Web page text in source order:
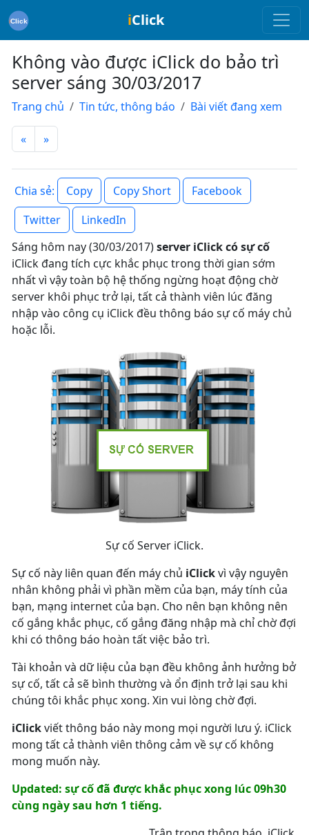
iClick
Không vào được iClick do bảo trì
server sáng 30/03/2017
Trang chủ Tin tức, thông báo Bài viết đang xem
« »
Chia sẻ: Copy Copy Short
Facebook
Twitter
LinkedIn
Sáng hôm nay (30/03/2017)server iClick có sự cố
iClick đang tích cực khắc phục trong thời gian sớm
nhất vì vậy toàn bộ hệ thống ngừng hoạt động chờ
server khôi phục trở lại, tất cả thành viên lúc đăng
nhập vào công cụ iClick đều thông báo sự cố máy chủ
hoặc lỗi.
Sự cố Server iClick.
Sự cố này liên quan đến máy chủ iClickvì vậy nguyên
nhân không phải vì phần mềm của bạn, máy tính của
bạn, mạng internet của bạn. Cho nên bạn không nên
cố gắng khắc phục, cố gắng đăng nhập mà chỉ chờ đợi
khi có thông báo hoàn tất việc bảo trì.
Tài khoản và dữ liệu của bạn đều không ảnh hưởng bở
sự cố, tất cả sẽ bình thường và ổn định trở lại sau khi
chúng tôi khắc phục xong. Xin vui lòng chờ đợi.
iClickviết thông báo này mong mọi người lưu ý. iClick
mong tất cả thành viên thông cảm về sự cố không
mong muốn này.
Updated: sự cố đã được khắc phục xong lúc 09h30
cùng ngày sau hơn 1 tiếng.